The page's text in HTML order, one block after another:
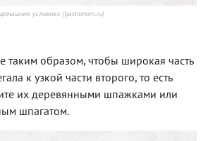
условиях (gastronom.ru)
таким образом, чтобы широкая часть
к узкой части второго, то есть
их деревянными шпажками или
шпагатом.